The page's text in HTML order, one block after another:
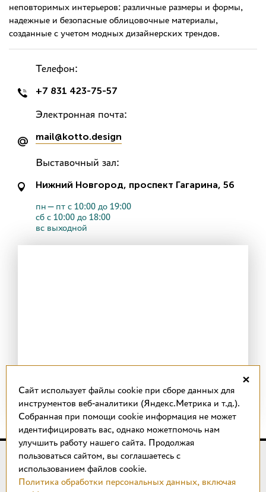
неповторимых интерьеров: различные размеры и формы,
надежные и безопасные облицовочные материалы,
созданные с учетом модных дизайнерских трендов.
Телефон:
+7 831 423-75-57
Электронная почта:
mail@kotto.design
Выставочный зал:
Нижний Новгород, проспект Гагарина, 56
пн—пт с 10:00 до 19:00
сб с 10:00 до 18:00
вс выходной
© 2018 – 2026 КОТТО design
Магазин качественной плитки, светильников, напольных
покрытий и сантехники.
×
Cайт использует файлы cookie при сборе данных для
инструментов веб-аналитики (Яндекс.Метрика и т.д.).
Собранная при помощи cookie информация не может
идентифицировать вас, однако можетпомочь нам
улучшить работу нашего сайта. Продолжая
пользоваться сайтом, вы соглашаетесь с
использованием файлов cookie.
Политика обработки персональных данных, включая